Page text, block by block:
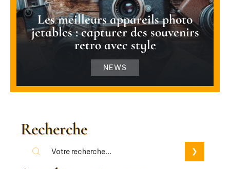
Les meilleurs appareils photo
jetables : capturer des souvenirs
retro avec style
NEWS
Recherche